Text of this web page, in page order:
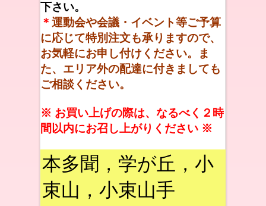
下さい。
＊ 運動会や会議・イベント等ご予算
に応じて特別注文も承りますので、
お気軽にお申し付けください。ま
た、エリア外の配達に付きましても
ご相談ください。
※ お買い上げの際は、なるべく２時
間以内にお召し上がりください ※
本多聞，学が丘，小
束山，小束山手